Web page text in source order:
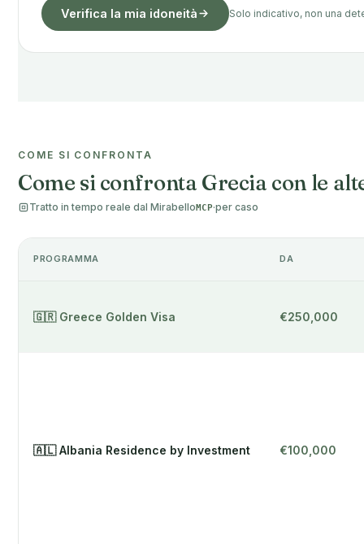
Verifica la mia idoneità Solo indicativo, non una
COME SI CONFRONTA
Come si confronta Grecia con le
Tratto in tempo reale dal MirabelloMCP·per caso
PROGRAMMA DA
🇬🇷 Greece Golden Visa €250,000
🇦🇱 Albania Residence by Investment €100,000